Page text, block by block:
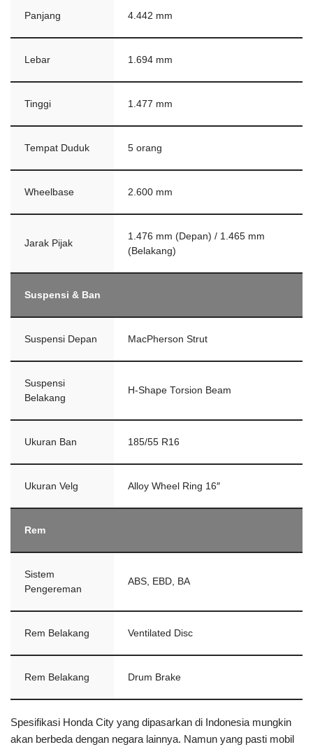
Panjang 4.442 mm
Lebar 1.694 mm
Tinggi 1.477 mm
Tempat Duduk 5 orang
Wheelbase 2.600 mm
Jarak Pijak
1.476 mm (Depan) / 1.465 mm
(Belakang)
Suspensi & Ban
Suspensi Depan MacPherson Strut
Suspensi
Belakang
H-Shape Torsion Beam
Ukuran Ban 185/55 R16
Ukuran Velg Alloy Wheel Ring 16″
Rem
Sistem
Pengereman
ABS, EBD, BA
Rem Belakang Ventilated Disc
Rem Belakang Drum Brake
Spesifikasi Honda City yang dipasarkan di Indonesia mungkin
akan berbeda dengan negara lainnya. Namun yang pasti mobil